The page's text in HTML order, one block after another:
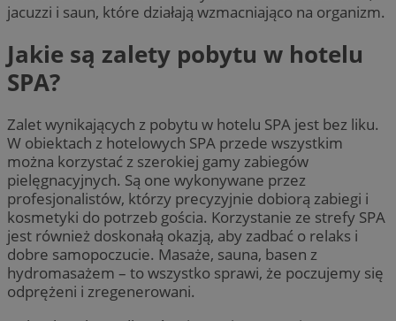
jacuzzi i saun, które działają wzmacniająco na organizm.
Jakie są zalety pobytu w hotelu
SPA?
Zalet wynikających z pobytu w hotelu SPA jest bez liku.
W obiektach z hotelowych SPA przede wszystkim
można korzystać z szerokiej gamy zabiegów
pielęgnacyjnych. Są one wykonywane przez
profesjonalistów, którzy precyzyjnie dobiorą zabiegi i
kosmetyki do potrzeb gościa. Korzystanie ze strefy SPA
jest również doskonałą okazją, aby zadbać o relaks i
dobre samopoczucie. Masaże, sauna, basen z
hydromasażem – to wszystko sprawi, że poczujemy się
odprężeni i zregenerowani.